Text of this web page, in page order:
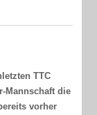
TTC
Mannschaft die
vorher